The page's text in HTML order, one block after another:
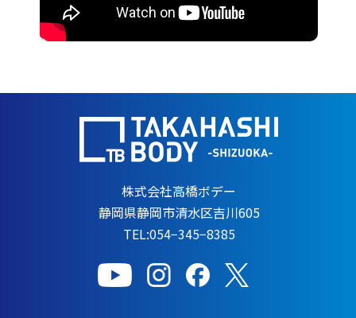
株式会社高橋ボデー
静岡県静岡市清水区吉川605
TEL:054−345−8385